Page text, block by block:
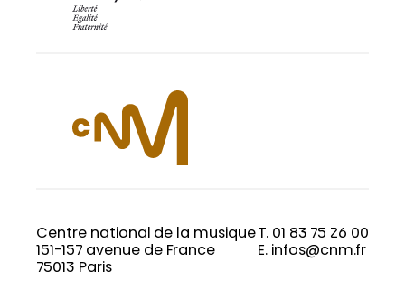
Centre national de la musique
151-157 avenue de France
75013 Paris
T. 01 83 75 26 00
E. infos@cnm.fr